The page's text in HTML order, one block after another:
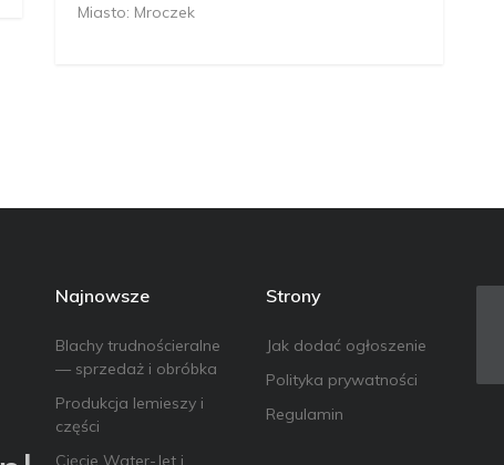
Miasto: Mroczek
Najnowsze
Blachy trudnościeralne
— sprzedaż i obróbka
Produkcja lemieszy i
części
Cięcie Water-Jet i
Strony
Jak dodać ogłoszenie
Polityka prywatności
Regulamin